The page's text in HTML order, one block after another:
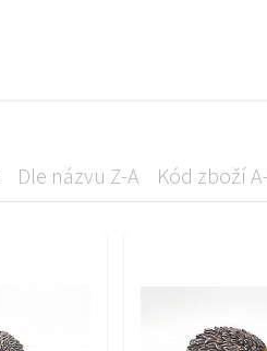
Dle názvu Z-A Kód zboží